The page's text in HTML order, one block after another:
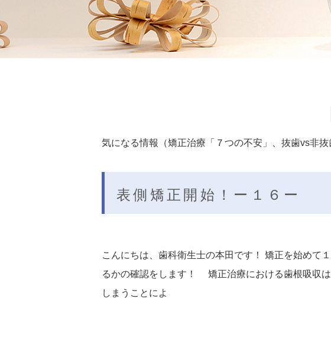
気になる情報（矯正治療「７つの不安」、抜歯vs非
表側矯正開始！ー１６ー
こんにちは、歯科衛生士の本田です！ 矯正を始めて
るかの確認をします！ 矯正治療における歯根吸収
しまうことによ